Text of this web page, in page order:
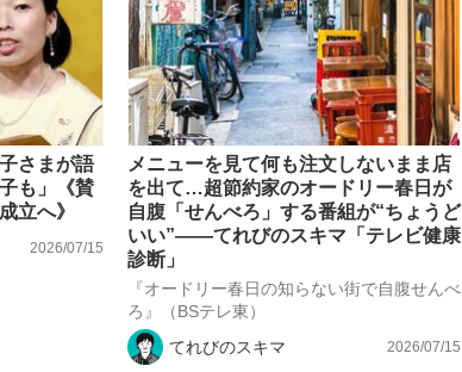
さまが語
も」《賛
立へ》
2026/07/15
メニューを見て何も注文しないまま店
を出て…超節約家のオードリー春日が
自腹「せんべろ」する番組が“ちょうど
いい”――てれびのスキマ「テレビ健康
診断」
『オードリー春日の知らない街で自腹せんべ
ろ』（BSテレ東）
てれびのスキマ
2026/07/15